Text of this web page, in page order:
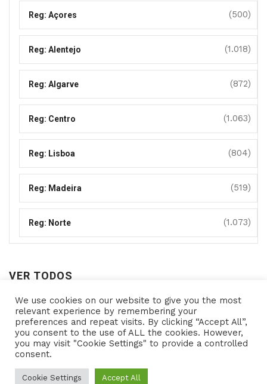
Reg: Açores (500)
Reg: Alentejo (1.018)
Reg: Algarve (872)
Reg: Centro (1.063)
Reg: Lisboa (804)
Reg: Madeira (519)
Reg: Norte (1.073)
VER TODOS
Ver
todos
reserved Powered by
We use cookies on our website to give you the most
relevant experience by remembering your
preferences and repeat visits. By clicking “Accept All”,
you consent to the use of ALL the cookies. However,
you may visit "Cookie Settings" to provide a controlled
consent.
Cookie Settings Accept All